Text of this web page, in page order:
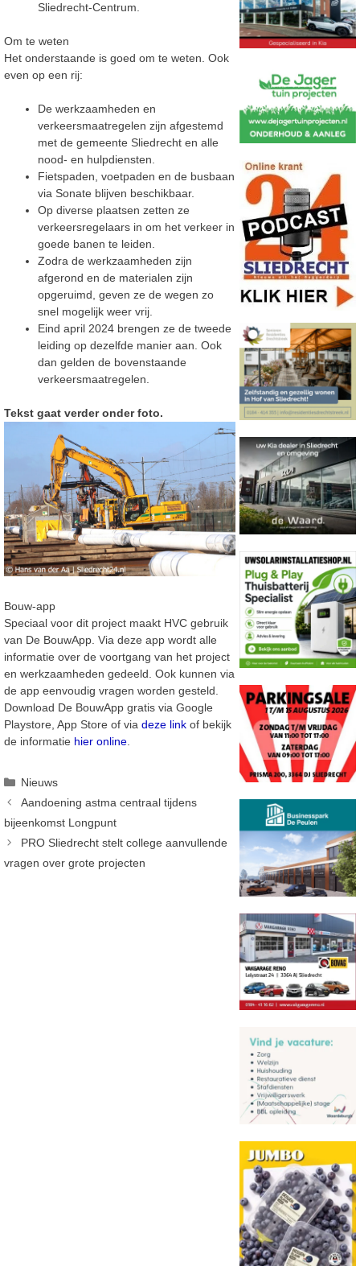
Sliedrecht-Centrum.
Om te weten
Het onderstaande is goed om te weten. Ook
even op een rij:
De werkzaamheden en
verkeersmaatregelen zijn afgestemd
met de gemeente Sliedrecht en alle
nood- en hulpdiensten.
Fietspaden, voetpaden en de busbaan
via Sonate blijven beschikbaar.
Op diverse plaatsen zetten ze
verkeersregelaars in om het verkeer in
goede banen te leiden.
Zodra de werkzaamheden zijn
afgerond en de materialen zijn
opgeruimd, geven ze de wegen zo
snel mogelijk weer vrij.
Eind april 2024 brengen ze de tweede
leiding op dezelfde manier aan. Ook
dan gelden de bovenstaande
verkeersmaatregelen.
Tekst gaat verder onder foto.
Bouw-app
Speciaal voor dit project maakt HVC gebruik
van De BouwApp. Via deze app wordt alle
informatie over de voortgang van het project
en werkzaamheden gedeeld. Ook kunnen via
de app eenvoudig vragen worden gesteld.
Download De BouwApp gratis via Google
Playstore, App Store of via deze link of bekijk
de informatie hier online.
Categorieën
Nieuws
Aandoening astma centraal tijdens
bijeenkomst Longpunt
PRO Sliedrecht stelt college aanvullende
vragen over grote projecten